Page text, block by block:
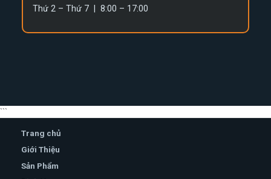
Thứ 2 – Thứ 7 | 8:00 – 17:00
```
Trang chủ
Giới Thiệu
Sản Phẩm